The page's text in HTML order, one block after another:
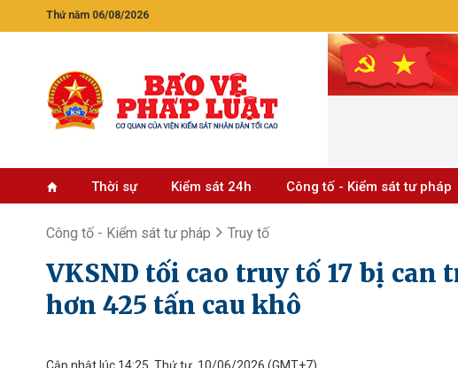
Thứ năm 06/08/2026
Thời sự Kiểm sát 24h Công tố - Kiểm sát tư pháp
Công tố - Kiểm sát tư pháp Truy tố
VKSND tối cao truy tố 17 bị can
hơn 425 tấn cau khô